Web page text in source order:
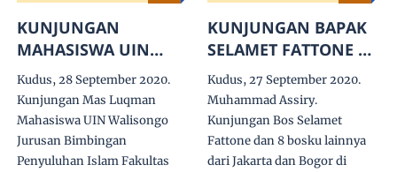
KUNJUNGAN
MAHASISWA UIN
WALISONGO UNTUK
MENYERAHKAN
SKRIPSI
PENELITIANNYA
Kudus, 28 September 2020.
Kunjungan Mas Luqman
Mahasiswa UIN Walisongo
Jurusan Bimbingan
Penyuluhan Islam Fakultas
KUNJUNGAN BAPAK
SELAMET FATTONE DI
MUSEUM KALIGRAFI
INDONESIA & ASSIRY
ART GALLERY
Kudus, 27 September 2020.
Muhammad Assiry.
Kunjungan Bos Selamet
Fattone dan 8 bosku lainnya
dari Jakarta dan Bogor di